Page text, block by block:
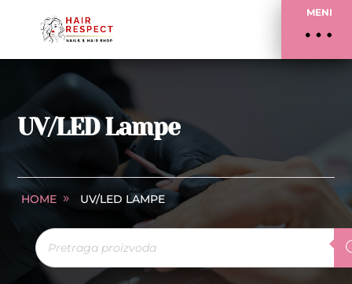
MENI
UV/LED Lampe
HOME UV/LED LAMPE
Products
search